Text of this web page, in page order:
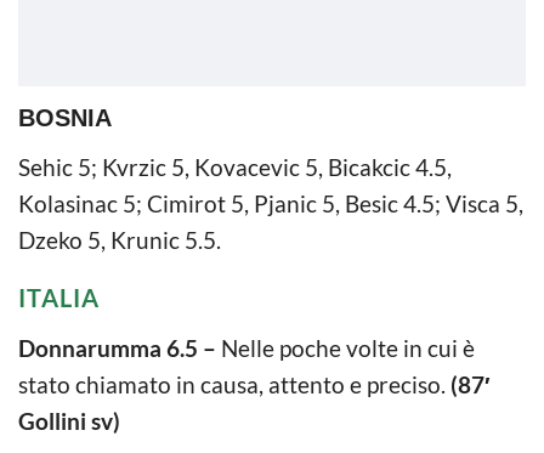
BOSNIA
Sehic 5; Kvrzic 5, Kovacevic 5, Bicakcic 4.5,
Kolasinac 5; Cimirot 5, Pjanic 5, Besic 4.5; Visca 5,
Dzeko 5, Krunic 5.5.
ITALIA
Donnarumma 6.5 – Nelle poche volte in cui è
stato chiamato in causa, attento e preciso. (87′
Gollini sv)